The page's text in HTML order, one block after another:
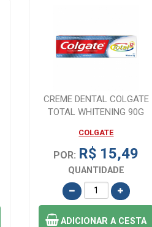
CREME DENTAL COLGATE
TOTAL WHITENING 90G
COLGATE
POR: R$ 15,49
QUANTIDADE
ADICIONARA CESTA